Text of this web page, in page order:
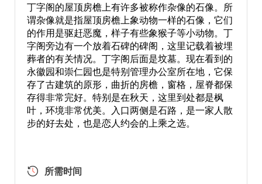
丁字阁的屋顶房檐上有许多被称作杂像的石像。所
谓杂像就是指屋顶房檐上象动物一样的石像，它们
的作用是驱赶恶魔，样子有些象猴子等小动物。丁
字阁旁边有一个放着石碑的碑阁，这里记载着被埋
葬者的有关情况。丁字阁后面是坟墓。现在看到的
永徽园和崇仁园也是特别管理办公室所在地，它保
存了古建筑的原形，曲折的房檐，窗格，屋脊都保
存得非常完好。特别是在秋天，这里到处都是枫
叶，环境非常优美。入口两侧是石路，是一家人散
步的好去处，也是恋人约会的上乘之选。
所需时间